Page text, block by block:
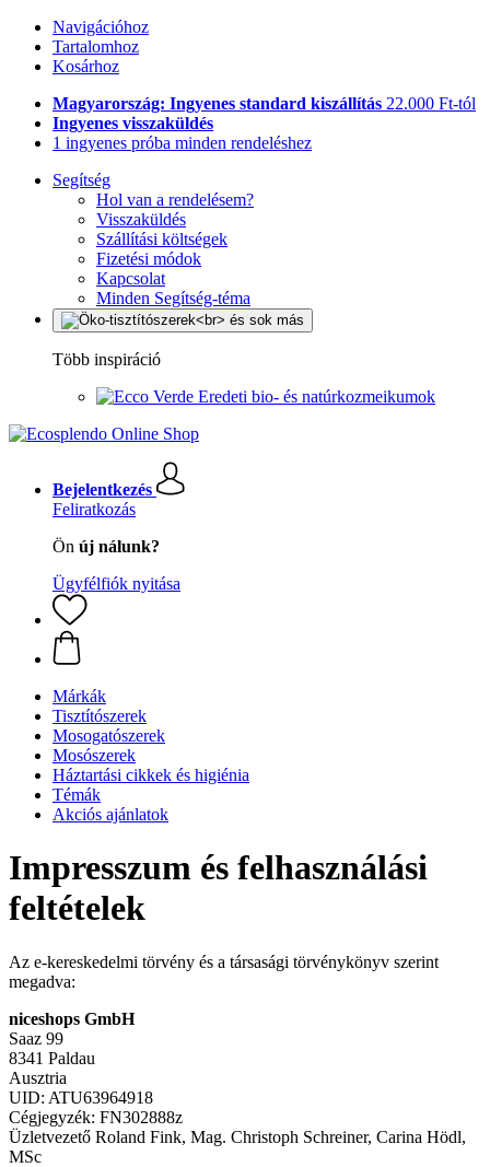
Navigációhoz
Tartalomhoz
Kosárhoz
Magyarország: Ingyenes standard kiszállítás 22.000 Ft-tól
Ingyenes visszaküldés
1 ingyenes próba minden rendeléshez
Segítség
Hol van a rendelésem?
Visszaküldés
Szállítási költségek
Fizetési módok
Kapcsolat
Minden Segítség-téma
Több inspiráció
Eredeti bio- és natúrkozmeikumok
Bejelentkezés
Feliratkozás
Ön új nálunk?
Ügyfélfiók nyitása
Márkák
Tisztítószerek
Mosogatószerek
Mosószerek
Háztartási cikkek és higiénia
Témák
Akciós ajánlatok
Impresszum és felhasználási
feltételek
Az e-kereskedelmi törvény és a társasági törvénykönyv szerint
megadva:
niceshops GmbH
Saaz 99
8341 Paldau
Ausztria
UID: ATU63964918
Cégjegyzék: FN302888z
Üzletvezető Roland Fink, Mag. Christoph Schreiner, Carina Hödl,
MSc